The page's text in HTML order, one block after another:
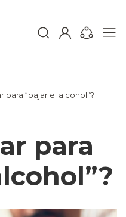
para “bajar el alcohol”?
para